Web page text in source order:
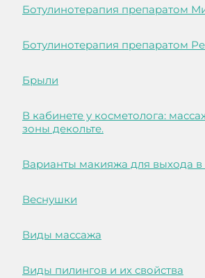
Ботулинотерапия препаратом
Ботулинотерапия препаратом
Брыли
В кабинете у косметолога:
зоны декольте.
Варианты макияжа для выхода в
Веснушки
Виды массажа
Виды пилингов и их свойства